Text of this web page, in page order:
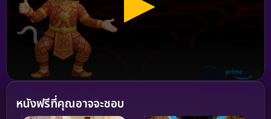
หนังฟรีที่คุณอาจจะชอบ